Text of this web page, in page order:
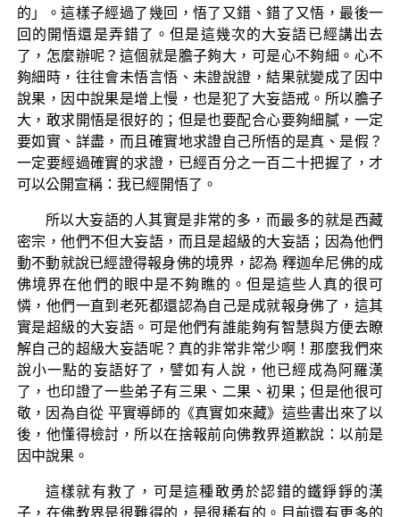
的」。這樣子經過了幾回，悟了又錯、錯了又悟，最後一
回的開悟還是弄錯了。但是這幾次的大妄語已經講出去
了，怎麼辦呢？這個就是膽子夠大，可是心不夠細。心不
夠細時，往往會未悟言悟、未證說證，結果就變成了因中
說果，因中說果是增上慢，也是犯了大妄語戒。所以膽子
大，敢求開悟是很好的；但是也要配合心要夠細膩，一定
要如實、詳盡，而且確實地求證自己所悟的是真、是假？
一定要經過確實的求證，已經百分之一百二十把握了，才
可以公開宣稱：我已經開悟了。
所以大妄語的人其實是非常的多，而最多的就是西藏
密宗，他們不但大妄語，而且是超級的大妄語；因為他們
動不動就說已經證得報身佛的境界，認為 釋迦牟尼佛的成
佛境界在他們的眼中是不夠瞧的。但是這些人真的很可
憐，他們一直到老死都還認為自己是成就報身佛了，這其
實是超級的大妄語。可是他們有誰能夠有智慧與方便去瞭
解自己的超級大妄語呢？真的非常非常少啊！那麼我們來
說小一點的妄語好了，譬如有人說，他已經成為阿羅漢
了，也印證了一些弟子有三果、二果、初果；但是他很可
敬，因為自從 平實導師的《真實如來藏》這些書出來了以
後，他懂得檢討，所以在捨報前向佛教界道歉說：以前是
因中說果。
這樣就有救了，可是這種敢勇於認錯的鐵錚錚的漢
子，在佛教界是很難得的，是很稀有的。目前還有更多的